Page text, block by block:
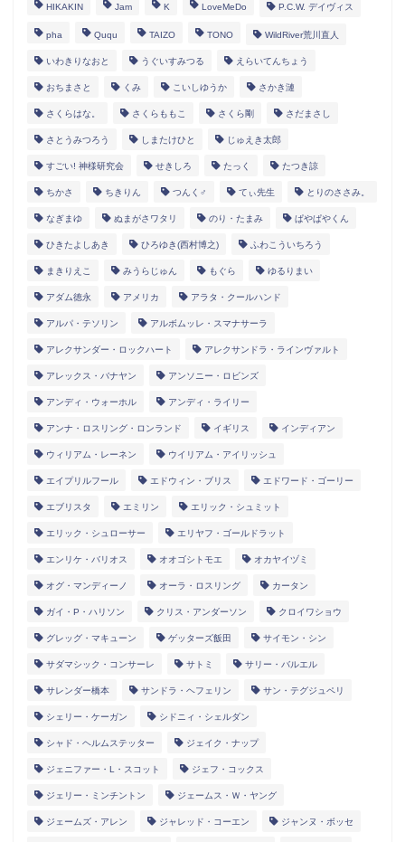
HIKAKIN Jam K LoveMeDo P.C.W. デイヴィス
pha Ququ TAIZO TONO WildRiver荒川直人
いわきりなおと うぐいすみつる えらいてんちょう
おちまさと くみ こいしゆうか さかき漣
さくらはな。 さくらももこ さくら剛 さだまさし
さとうみつろう しまたけひと じゅえき太郎
すごい! 神様研究会 せきしろ たっく たつき諒
ちかさ ちきりん つんく♂ てぃ先生 とりのささみ。
なぎまゆ ぬまがさワタリ のり・たまみ ぱやぱやくん
ひきたよしあき ひろゆき(西村博之) ふわこういちろう
まきりえこ みうらじゅん もぐら ゆるりまい
アダム徳永 アメリカ アラタ・クールハンド
アルパ・テソリン アルボムッレ・スマナサーラ
アレクサンダー・ロックハート アレクサンドラ・ラインヴァルト
アレックス・バナヤン アンソニー・ロビンズ
アンディ・ウォーホル アンディ・ライリー
アンナ・ロスリング・ロンランド イギリス インディアン
ウィリアム・レーネン ウイリアム・アイリッシュ
エイプリルフール エドウィン・ブリス エドワード・ゴーリー
エブリスタ エミリン エリック・シュミット
エリック・シュローサー エリヤフ・ゴールドラット
エンリケ・バリオス オオゴシトモエ オカヤイヅミ
オグ・マンディーノ オーラ・ロスリング カータン
ガイ・P・ハリソン クリス・アンダーソン クロイワショウ
グレッグ・マキューン ゲッターズ飯田 サイモン・シン
サダマシック・コンサーレ サトミ サリー・バルエル
サレンダー橋本 サンドラ・ヘフェリン サン・テグジュペリ
シェリー・ケーガン シドニィ・シェルダン
シャド・ヘルムステッター ジェイク・ナップ
ジェニファー・L・スコット ジェフ・コックス
ジェリー・ミンチントン ジェームス・Ｗ・ヤング
ジェームズ・アレン ジャレッド・コーエン ジャンヌ・ボッセ